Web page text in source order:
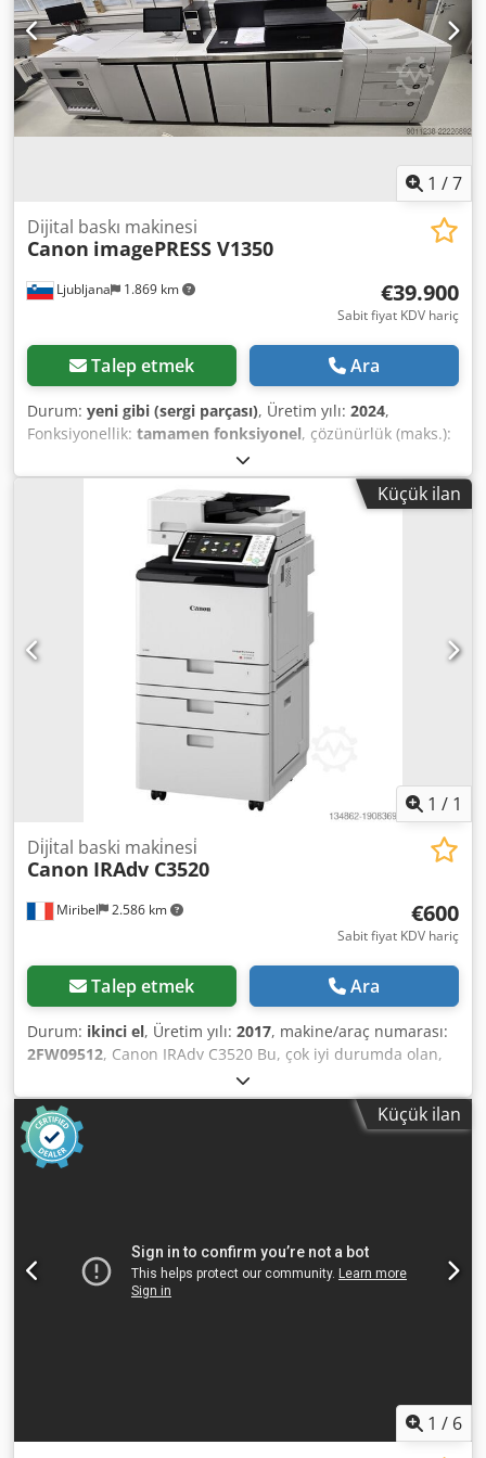
cm MAKİNE DETAYLARI Dkedpezkhl Tjfx Ahhor Önceki
sahibinin belirttiği sayaç değerleri, doğrulanmamış ve
herhangi bir garanti kapsamı dışındadır. Siyah-Beyaz A4
Sayaç Değeri: 458.756 Çift Taraflı Siyah-Beyaz A4 Sayaç
Değeri: 939.266 Siyah-Beyaz A3 Sayaç Değeri: 151 Çift
Taraflı Siyah-Beyaz A3 Sayaç Değeri: 5.677
1 /7
Ljubljana 1.869 km
Dijital baskı makinesi
Canon imagePRESS V1350
€39.900
Sabit fiyat KDV hariç
Talep etmek Ara
Durum: yeni gibi (sergi parçası), Üretim yılı: 2024,
Fonksiyonellik: tamamen fonksiyonel, çözünürlük (maks.):
, kağıt gramajı (min.):
maksimum kağıt ağırlığı:500 g/m², kağıt genişliği (min.):98
, kağıt genişliği (maks.):330 mm , kağıt yüksekliği (min.):
, kağıt yüksekliği (maks.):1.300 mm
, toplam uzunluk:4.582 mm, toplam genişlik:
, toplam yükseklik:1.465 mm, alan gereksinimi
, gereken genişlik:
60.000, sayaç okuma (renk):
giriş akımı türü:
16 A
V, Donanım: otomatik dupleks, raster görüntü işlemcisi
Canon imagePRESS V1350 Dijital Baskı Makinesi
Ekipmanlar: iPR V1350-A1 için PRISMAsync High Capacity
Stacker-J1 POD Deck-E1 Dkedpfx Aezhl Tpehhjr
Küçük ilan
1 / 1
Miribel 2.586 km
Di̇ji̇tal baski maki̇nesi̇
Canon IRAdv C3520
€600
Sabit fiyat KDV hariç
Talep etmek Ara
Durum: ikinci el, Üretim yılı: 2017, makine/araç numarası:
2FW09512, Canon IRAdv C3520 Bu, çok iyi durumda olan,
yüksek kaliteli çıktıları olan ve az sayıda baskı yapılmış bir
Canon IRAdv C3520 fotokopi makinesidir. Sayaç: 86.000
çıktı (bunların 27.000'i siyah beyaz ve 59.000'i renkli)
Özellikler: PCL / PS / Gönderme / 2 kasetli kağıt besleme
ünitesi. Teknik özellikler: Elektrik beslemesi 220-240 V, 50-
şirketlerinden biridir. Faaliyetlerimizin her aşamasında
şeffaflık, uzmanlık ve etik ilkelerini entegre ederek,
müşterilerimize yüksek performanslı ürünleri rekabetçi
makinesi stoğu - Nitelikli bir teknik ekip Daha fazla bilgi
Küçük ilan
1 / 6